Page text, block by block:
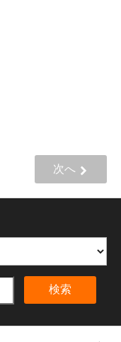
次へ
検索